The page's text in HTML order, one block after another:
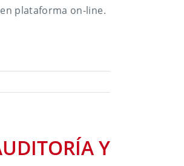
plataforma on-line.
Y